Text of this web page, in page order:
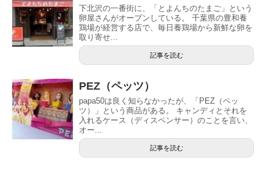
下北沢の一番街に、「とよんちのたまご」という
卵屋さんがオープンしている。 千葉県の豊和養
鶏場が経営する店で、毎日養鶏場から新鮮な卵を
取り寄せ...
記事を読む
PEZ（ペッツ）
papa50は良く知らなかったが、「PEZ（ペッ
ツ）」という商品がある。 キャンディとそれを
入れるケース（ディスペンサー）のことを言い、
オー...
記事を読む